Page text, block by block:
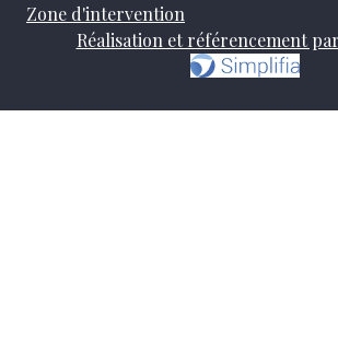
Zone d'intervention
Réalisation et référencement